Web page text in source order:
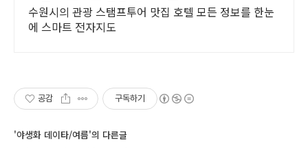
수원시의 관광 스탬프투어 맛집 호텔 모든 정보를 한눈
에 스마트 전자지도
공감 구독하기
'야생화 데이타/여름'의 다른글